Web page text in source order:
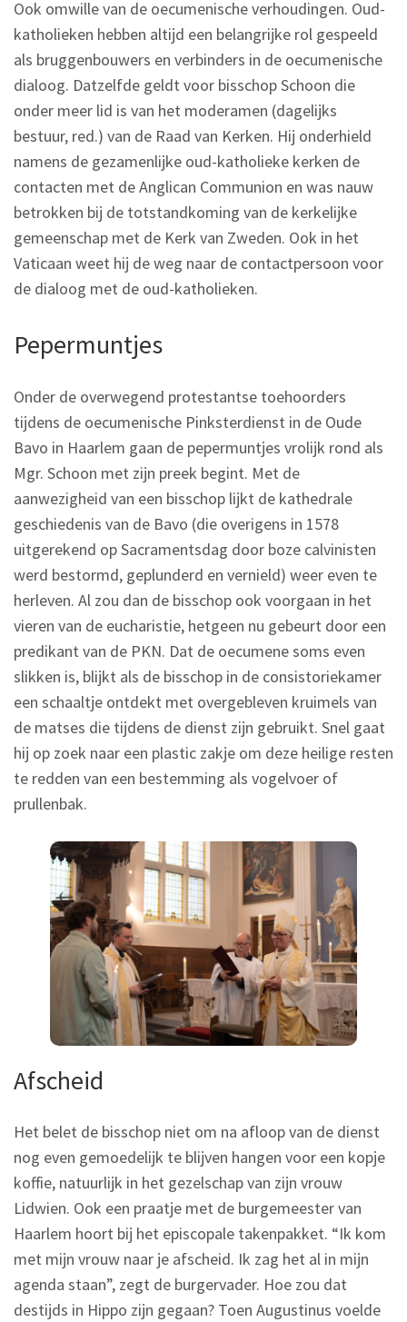
Ook omwille van de oecumenische verhoudingen. Oud-
katholieken hebben altijd een belangrijke rol gespeeld
als bruggenbouwers en verbinders in de oecumenische
dialoog. Datzelfde geldt voor bisschop Schoon die
onder meer lid is van het moderamen (dagelijks
bestuur, red.) van de Raad van Kerken. Hij onderhield
namens de gezamenlijke oud-katholieke kerken de
contacten met de Anglican Communion en was nauw
betrokken bij de totstandkoming van de kerkelijke
gemeenschap met de Kerk van Zweden. Ook in het
Vaticaan weet hij de weg naar de contactpersoon voor
de dialoog met de oud-katholieken.
Pepermuntjes
Onder de overwegend protestantse toehoorders
tijdens de oecumenische Pinksterdienst in de Oude
Bavo in Haarlem gaan de pepermuntjes vrolijk rond als
Mgr. Schoon met zijn preek begint. Met de
aanwezigheid van een bisschop lijkt de kathedrale
geschiedenis van de Bavo (die overigens in 1578
uitgerekend op Sacramentsdag door boze calvinisten
werd bestormd, geplunderd en vernield) weer even te
herleven. Al zou dan de bisschop ook voorgaan in het
vieren van de eucharistie, hetgeen nu gebeurt door een
predikant van de PKN. Dat de oecumene soms even
slikken is, blijkt als de bisschop in de consistoriekamer
een schaaltje ontdekt met overgebleven kruimels van
de matses die tijdens de dienst zijn gebruikt. Snel gaat
hij op zoek naar een plastic zakje om deze heilige resten
te redden van een bestemming als vogelvoer of
prullenbak.
Afscheid
Het belet de bisschop niet om na afloop van de dienst
nog even gemoedelijk te blijven hangen voor een kopje
koffie, natuurlijk in het gezelschap van zijn vrouw
Lidwien. Ook een praatje met de burgemeester van
Haarlem hoort bij het episcopale takenpakket. “Ik kom
met mijn vrouw naar je afscheid. Ik zag het al in mijn
agenda staan”, zegt de burgervader. Hoe zou dat
destijds in Hippo zijn gegaan? Toen Augustinus voelde